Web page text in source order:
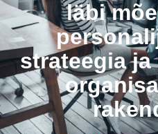
läbi
strateegia